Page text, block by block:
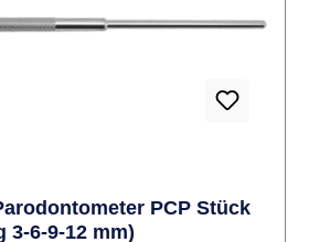
PCP Stück
3-6-9-12 mm)